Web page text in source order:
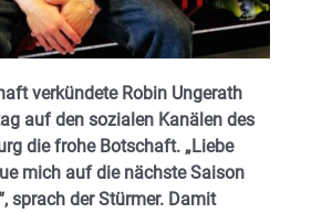
verkündete Robin Ungerath
auf den sozialen Kanälen des
die frohe Botschaft. „Liebe
mich auf die nächste Saison
sprach der Stürmer. Damit